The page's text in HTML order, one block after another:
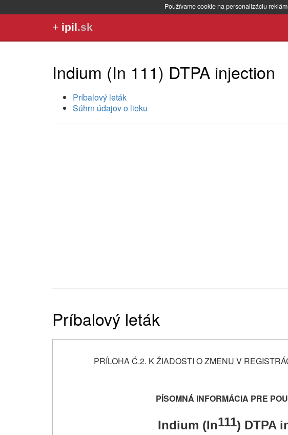
Používame cookie na personalizáciu
+ ipil.sk
Indium (In 111) DTPA injection
Príbalový leták
Súhrn údajov o lieku
Príbalový leták
PRÍLOHA Ć.2. K ŽIADOSTI O ZMENU V
PÍSOMNÁ INFORMÁCIA PRE
Indium (In111) DTPA